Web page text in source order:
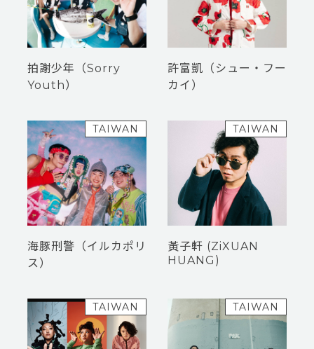
拍謝少年（Sorry
Youth）
許富凱（シュー・フー
カイ）
TAIWAN
海豚刑警（イルカポリ
ス）
TAIWAN
黃子軒 (ZiXUAN
HUANG)
TAIWAN TAIWAN